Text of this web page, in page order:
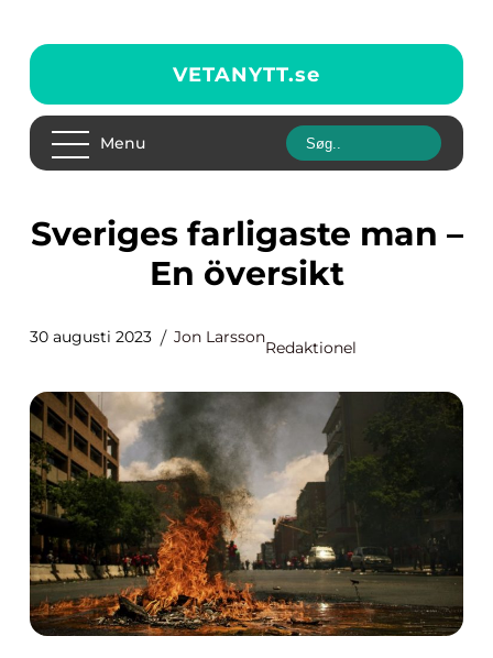
VETANYTT.se
Menu
Sveriges farligaste man –
En översikt
30 augusti 2023 Jon Larsson
Redaktionel